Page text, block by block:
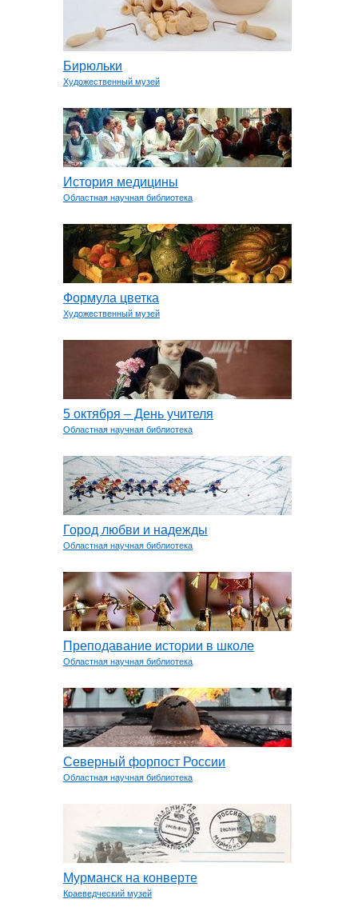
Бирюльки
Художественный музей
История медицины
Областная научная библиотека
Формула цветка
Художественный музей
5 октября – День учителя
Областная научная библиотека
Город любви и надежды
Областная научная библиотека
Преподавание истории в школе
Областная научная библиотека
Северный форпост России
Областная научная библиотека
Мурманск на конверте
Краеведческий музей